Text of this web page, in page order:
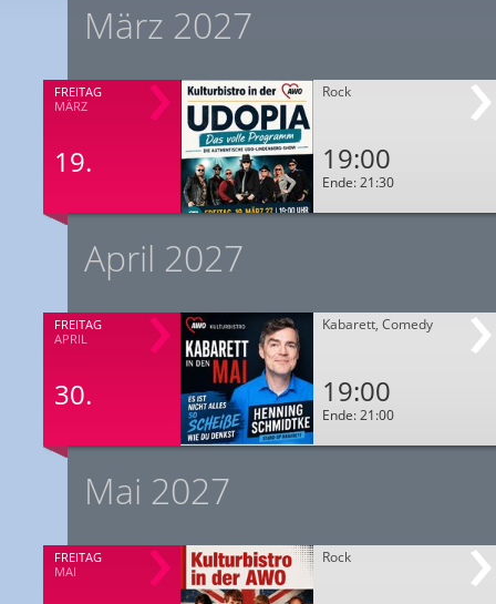
März 2027
FREITAG
MÄRZ
19.
Rock
19:00
Ende: 21:30
April 2027
FREITAG
APRIL
30.
Kabarett, Comedy
19:00
Ende: 21:00
Mai 2027
FREITAG
MAI
Rock